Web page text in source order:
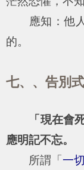
應知：他人
的。
七、、告別
「現在會
應明記不忘。
所謂「 一